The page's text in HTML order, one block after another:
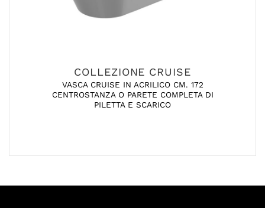
COLLEZIONE CRUISE
VASCA CRUISE IN ACRILICO CM. 172
CENTROSTANZA O PARETE COMPLETA DI
PILETTA E SCARICO